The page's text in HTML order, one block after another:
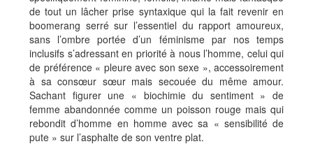
de tout un lâcher prise syntaxique qui la fait revenir en
boomerang serré sur l’essentiel du rapport amoureux,
sans l’ombre portée d’un féminisme par nos temps
inclusifs s’adressant en priorité à nous l’homme, celui qui
de préférence « pleure avec son sexe », accessoirement
à sa consœur sœur mais secouée du même amour.
Sachant figurer une « biochimie du sentiment » de
femme abandonnée comme un poisson rouge mais qui
rebondit d’homme en homme avec sa « sensibilité de
pute » sur l’asphalte de son ventre plat.